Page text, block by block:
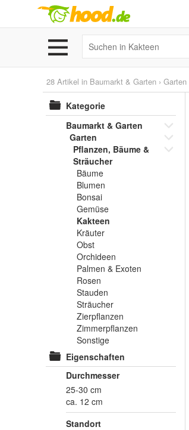
28 Artikel in Baumarkt & Garten › Garten
Kategorie
Baumarkt & Garten
Garten
Pflanzen, Bäume &
Sträucher
Bäume
Blumen
Bonsai
Gemüse
Kakteen
Kräuter
Obst
Orchideen
Palmen & Exoten
Rosen
Stauden
Sträucher
Zierpflanzen
Zimmerpflanzen
Sonstige
Eigenschaften
Durchmesser
25-30 cm
ca. 12 cm
Standort